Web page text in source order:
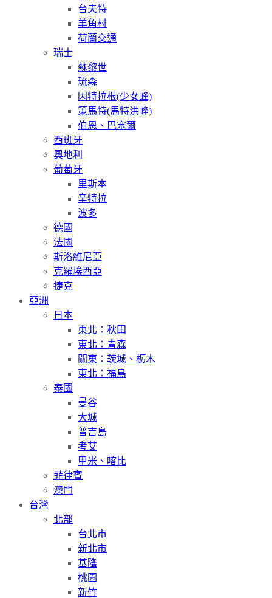
台夫特
羊角村
荷蘭交通
瑞士
蘇黎世
琉森
因特拉根(少女峰)
策馬特(馬特洪峰)
伯恩、巴塞爾
西班牙
奧地利
葡萄牙
里斯本
辛特拉
波多
德國
法國
斯洛維尼亞
克羅埃西亞
捷克
亞洲
日本
東北：秋田
東北：青森
關東：茨城、栃木
東北：福島
泰國
曼谷
大城
普吉島
考艾
甲米、喀比
菲律賓
澳門
台灣
北部
台北市
新北市
基隆
桃園
新竹